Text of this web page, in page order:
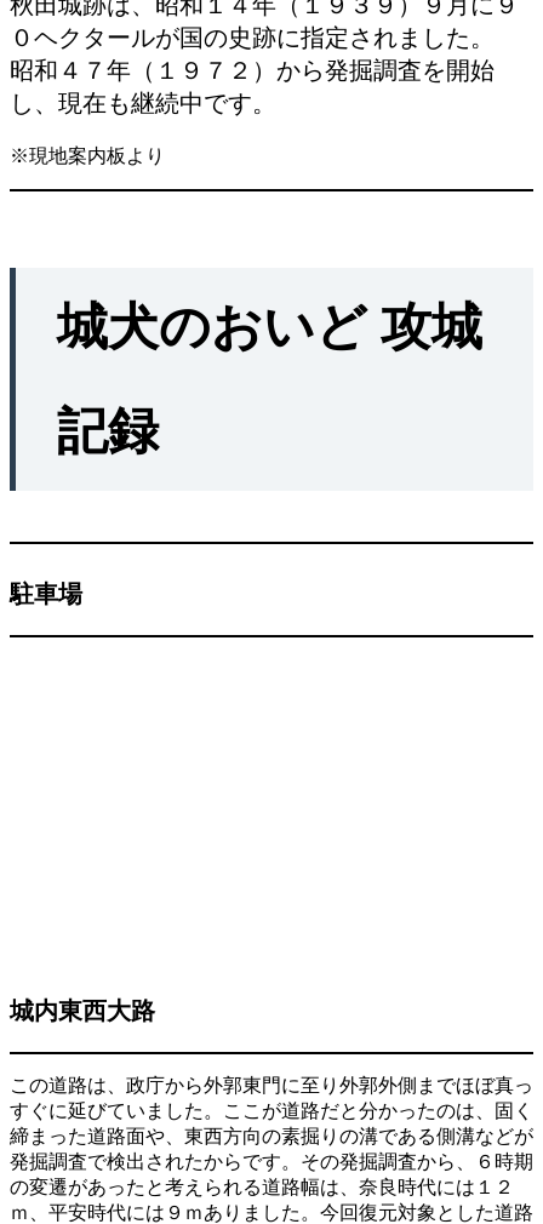
０ヘクタールが国の史跡に指定されました。
昭和４７年（１９７２）から発掘調査を開始
し、現在も継続中です。
※現地案内板より
城犬のおいど 攻城
記録
駐車場
城内東西大路
この道路は、政庁から外郭東門に至り外郭外側までほぼ真っ
すぐに延びていました。ここが道路だと分かったのは、固く
締まった道路面や、東西方向の素掘りの溝である側溝などが
発掘調査で検出されたからです。その発掘調査から、６時期
の変遷があったと考えられる道路幅は、奈良時代には１２
ｍ、平安時代には９ｍありました。今回復元対象とした道路